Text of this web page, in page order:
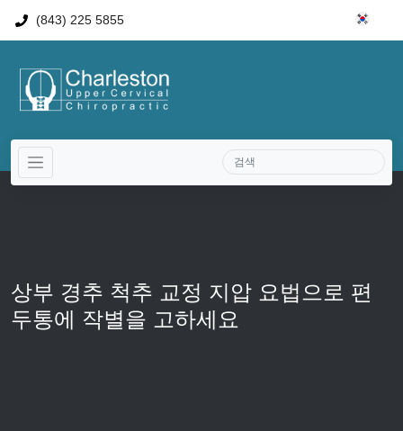
(843) 225 5855
상부 경추 척추 교정 지압 요법으로 편
두통에 작별을 고하세요